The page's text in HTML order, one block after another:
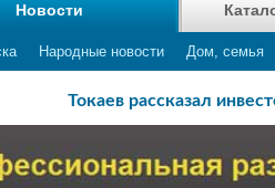
Новости
Народные новости Дом, семья
Токаев рассказал